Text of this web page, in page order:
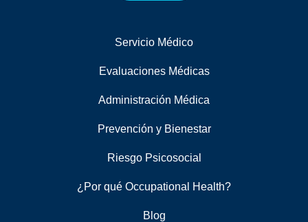
Servicio Médico
Evaluaciones Médicas
Administración Médica
Prevención y Bienestar
Riesgo Psicosocial
¿Por qué Occupational Health?
Blog